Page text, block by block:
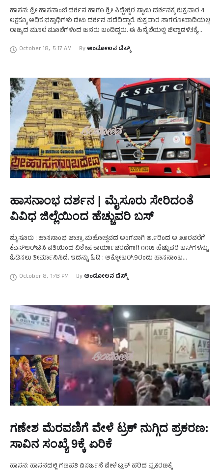
ಹಾಸನ: ಶ್ರೀ ಹಾಸನಾಂಬೆ ದರ್ಶನ ಹಾಗೂ ಶ್ರೀ ಸಿದ್ದೇಶ್ವರ ಸ್ವಾಮಿ ದರ್ಶನಕ್ಕೆ ಶುಕ್ರವಾರ 4
ಲಕ್ಷಕ್ಕೂ ಅಧಿಕ ಭಕ್ತಾಧಿಗಳು ದೇವಿ ದರ್ಶನ ಪಡೆದಿದ್ದಾರೆ. ಶುಕ್ರವಾರ ಸಾಗರೋಪಾದಿಯಲ್ಲಿ
ರಾಜ್ಯದ ಮೂಲೆ ಮೂಲೆಗಳಿಂದ ಜನರು ಬಂದಿದ್ದರು. ಈ ಹಿನ್ನೆಲೆಯಲ್ಲಿ ಜಿಲ್ಲಾಡಳಿತಕ್ಕೆ
October 18, 5:17 AM By ಆಂದೋಲನ ಡೆಸ್ಕ್
ಹಾಸನಾಂಭ ದರ್ಶನ | ಮೈಸೂರು ಸೇರಿದಂತೆ
ವಿವಿಧ ಜಿಲ್ಲೆಯಿಂದ ಹೆಚ್ಚುವರಿ ಬಸ್‌
ಮೈಸೂರು : ಹಾಸನಾಂಭ ಜಾತ್ರಾ ಮಹೋತ್ಸವದ ಅಂಗವಾಗಿ ಅ.೯ರಿಂದ ಅ.೨೨ರವರೆಗೆ
ಕೆಎಸ್‌ಆರ್‌ಟಿಸಿ ವತಿಯಿಂದ ವಿಶೇಷ ಕಾರ್ಯಾಚರಣೆಗಾಗಿ ೧೧೫ ಹೆಚ್ಚುವರಿ ಬಸ್‌ಗಳನ್ನು
ಓಡಿಸಲು ತೀರ್ಮಾನಿಸಿದೆ. ಇದನ್ನು ಓದಿ : ಅಕ್ಟೋಬರ್.‌9ರಂದು ಹಾಸನಾಂಬ
… October 8, 1:43 PM By ಆಂದೋಲನ ಡೆಸ್ಕ್
ಗಣೇಶ ಮೆರವಣಿಗೆ ವೇಳೆ ಟ್ರಕ್‌ ನುಗ್ಗಿದ ಪ್ರಕರಣ:
ಸಾವಿನ ಸಂಖ್ಯೆ 9ಕ್ಕೆ ಏರಿಕೆ
ಹಾಸನ: ಹಾಸನದಲ್ಲಿ ಗಣಪತಿ ವಿಸರ್ಜನೆ ವೇಳೆ ಟ್ರಕ್‌ ಹರಿದ ಪ್ರಕರಣಕ್ಕೆ